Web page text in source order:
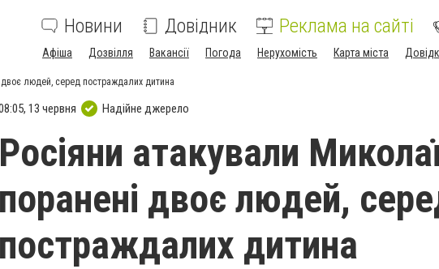
Новини Довідник Реклама на сайті
Афіша Дозвілля Вакансії Погода Нерухомість Карта міста
двоє людей, серед постраждалих дитина
13 червня Надійне джерело
Росіяни атакували
поранені двоє людей,
постраждалих дитина